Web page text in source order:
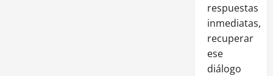
respuestas
inmediatas,
recuperar
ese
diálogo